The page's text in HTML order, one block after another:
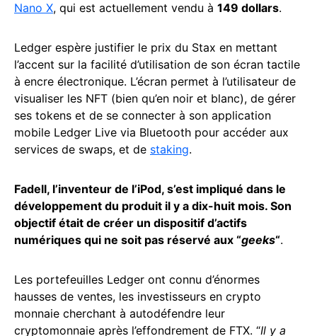
Nano X, qui est actuellement vendu à 149 dollars.
Ledger espère justifier le prix du Stax en mettant
l’accent sur la facilité d’utilisation de son écran tactile
à encre électronique. L’écran permet à l’utilisateur de
visualiser les NFT (bien qu’en noir et blanc), de gérer
ses tokens et de se connecter à son application
mobile Ledger Live via Bluetooth pour accéder aux
services de swaps, et de staking.
Fadell, l’inventeur de l’iPod, s’est impliqué dans le
développement du produit il y a dix-huit mois. Son
objectif était de créer un dispositif d’actifs
numériques qui ne soit pas réservé aux “geeks“.
Les portefeuilles Ledger ont connu d’énormes
hausses de ventes, les investisseurs en crypto
monnaie cherchant à autodéfendre leur
cryptomonnaie après l’effondrement de FTX. “Il y a